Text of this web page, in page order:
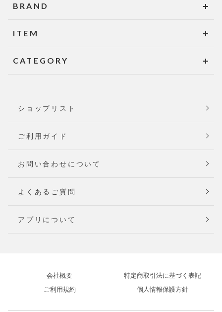
BRAND
ITEM
CATEGORY
ショップリスト
ご利用ガイド
お問い合わせについて
よくあるご質問
アプリについて
会社概要
特定商取引法に基づく表記
ご利用規約
個人情報保護方針